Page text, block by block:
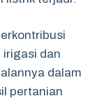
dan
dalam
pertanian